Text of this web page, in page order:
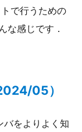
で行うための
な感じです．
05）
バをよりよく知